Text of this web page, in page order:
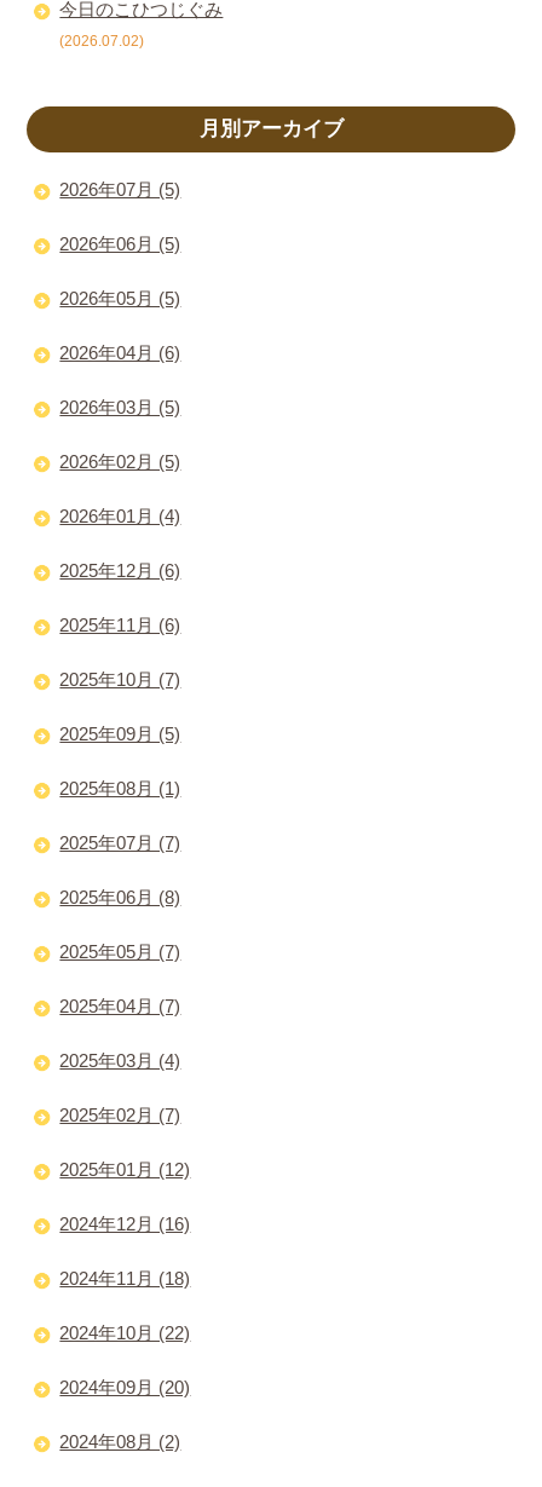
今日のこひつじぐみ
(2026.07.02)
月別アーカイブ
2026年07月 (5)
2026年06月 (5)
2026年05月 (5)
2026年04月 (6)
2026年03月 (5)
2026年02月 (5)
2026年01月 (4)
2025年12月 (6)
2025年11月 (6)
2025年10月 (7)
2025年09月 (5)
2025年08月 (1)
2025年07月 (7)
2025年06月 (8)
2025年05月 (7)
2025年04月 (7)
2025年03月 (4)
2025年02月 (7)
2025年01月 (12)
2024年12月 (16)
2024年11月 (18)
2024年10月 (22)
2024年09月 (20)
2024年08月 (2)